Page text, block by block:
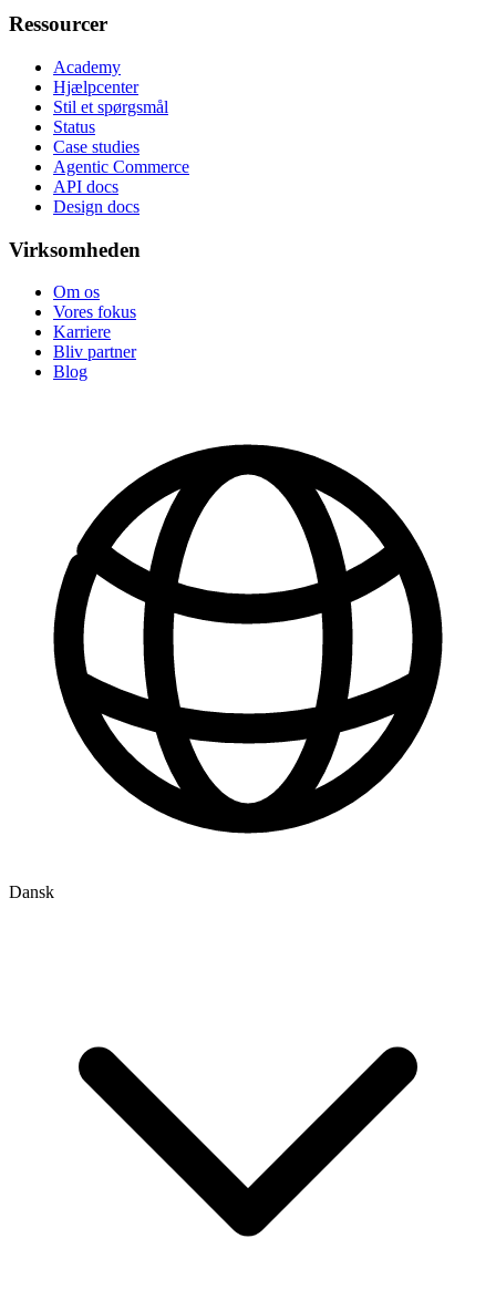
Ressourcer
Academy
Hjælpcenter
Stil et spørgsmål
Status
Case studies
Agentic Commerce
API docs
Design docs
Virksomheden
Om os
Vores fokus
Karriere
Bliv partner
Blog
Dansk